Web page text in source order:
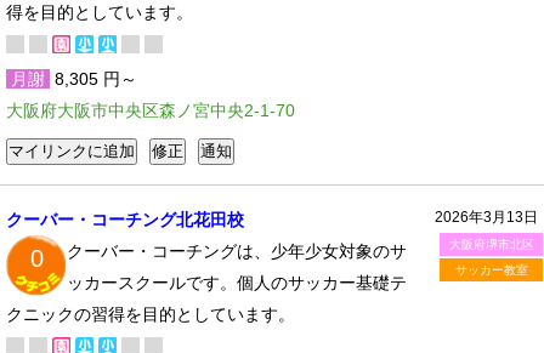
得を目的としています。
月謝 8,305 円～
大阪府大阪市中央区森ノ宮中央2-1-70
2026年3月13日
大阪府堺市北区
サッカー教室
クーバー・コーチング北花田校
0
クーバー・コーチングは、少年少女対象のサ
ッカースクールです。個人のサッカー基礎テ
クニックの習得を目的としています。